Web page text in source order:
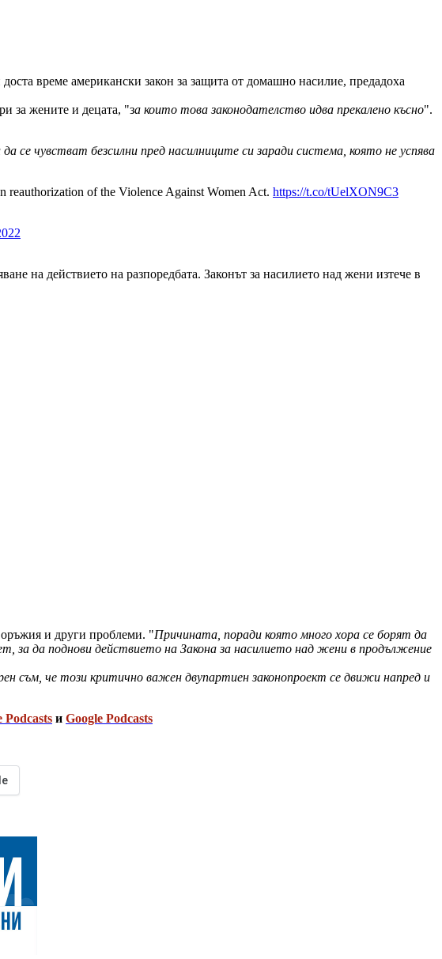
време американски закон за защита от домашно насилие, предадоха
за жените и децата, "за които това законодателство идва прекалено късно".
се чувстват безсилни пред насилниците си заради система, която не успява
reauthorization of the Violence Against Women Act. https://t.co/tUelXON9C3
на действието на разпоредбата. Законът за насилието над жени изтече в
оръжия и други проблеми. "Причината, поради която много хора се борят да
за да поднови действието на Закона за насилието над жени в продължение
съм, че този критично важен двупартиен законопроект се движи напред и
Podcasts и Google Podcasts